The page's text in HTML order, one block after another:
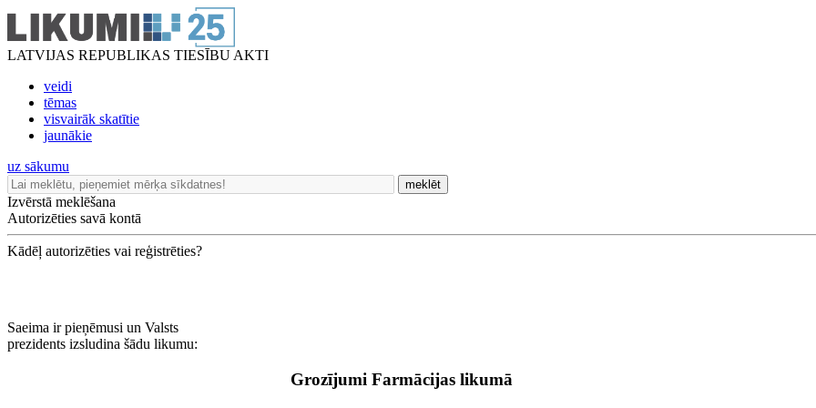
LATVIJAS REPUBLIKAS TIESĪBU AKTI
veidi
tēmas
visvairāk skatītie
jaunākie
uz sākumu
meklēt
Izvērstā meklēšana
Autorizēties savā kontā
Kādēļ autorizēties vai reģistrēties?
Saeima ir pieņēmusi un Valsts
prezidents izsludina šādu likumu:
Grozījumi Farmācijas likumā